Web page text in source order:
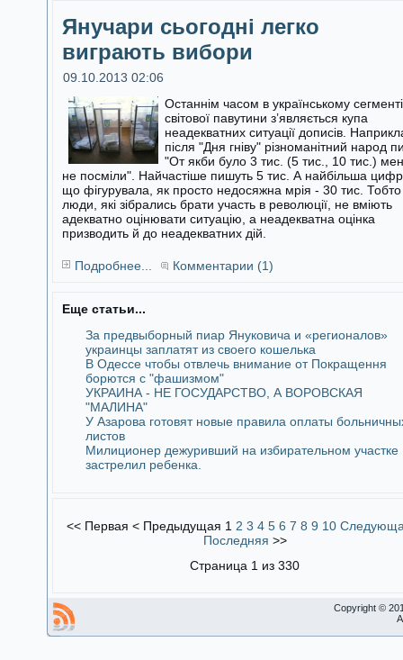
Янучари сьогодні легко
виграють вибори
09.10.2013 02:06
Останнім часом в українському сегменті
світової павутини з’являється купа
неадекватних ситуації дописів.
після "Дня гніву" різноманітний народ
"От якби було 3 тис. (5 тис., 10 тис.)
не посміли". Найчастіше пишуть 5 тис. А найбільша
що фігурувала, як просто недосяжна мрія - 30 тис. Тобто
люди, які зібрались брати участь в революції, не вміють
адекватно оцінювати ситуацію, а неадекватна оцінка
призводить й до неадекватних дій.
Подробнее... Комментарии (1)
Еще статьи...
За предвыборный пиар Януковича и «регионалов»
украинцы заплатят из своего кошелька
В Одессе чтобы отвлечь внимание от Покращення
борются с "фашизмом"
УКРАИНА - НЕ ГОСУДАРСТВО, А ВОРОВСКАЯ
"МАЛИНА"
У Азарова готовят новые правила оплаты
листов
Милиционер дежуривший на избирательном участке
застрелил ребенка.
<< Первая < Предыдущая 1 2 3 4 5 6 7 8 9 10
Последняя >>
Страница 1 из 330
Copyright ©